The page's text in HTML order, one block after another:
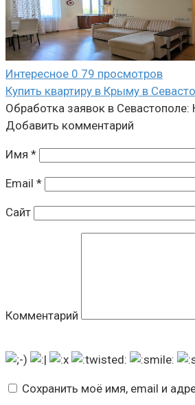
Интересное 0 79 просмотров
Купить квартиру в Крыму в
Обработка заявок в Севастополе:
Добавить комментарий
Имя *
Email *
Сайт
Комментарий
Сохранить моё имя, email и